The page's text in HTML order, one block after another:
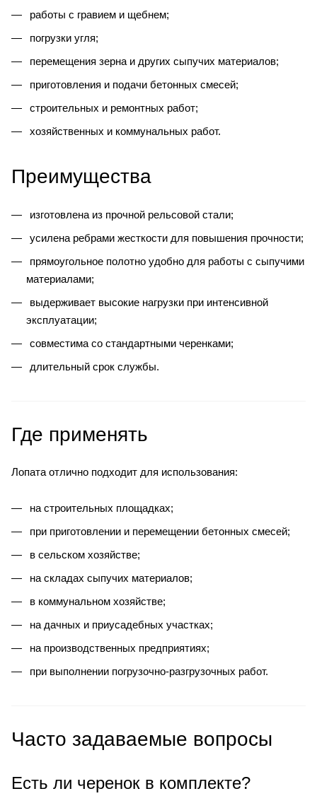
работы с гравием и щебнем;
погрузки угля;
перемещения зерна и других сыпучих материалов;
приготовления и подачи бетонных смесей;
строительных и ремонтных работ;
хозяйственных и коммунальных работ.
Преимущества
изготовлена из прочной рельсовой стали;
усилена ребрами жесткости для повышения прочности;
прямоугольное полотно удобно для работы с сыпучими
материалами;
выдерживает высокие нагрузки при интенсивной
эксплуатации;
совместима со стандартными черенками;
длительный срок службы.
Где применять
Лопата отлично подходит для использования:
на строительных площадках;
при приготовлении и перемещении бетонных смесей;
в сельском хозяйстве;
на складах сыпучих материалов;
в коммунальном хозяйстве;
на дачных и приусадебных участках;
на производственных предприятиях;
при выполнении погрузочно-разгрузочных работ.
Часто задаваемые вопросы
Есть ли черенок в комплекте?